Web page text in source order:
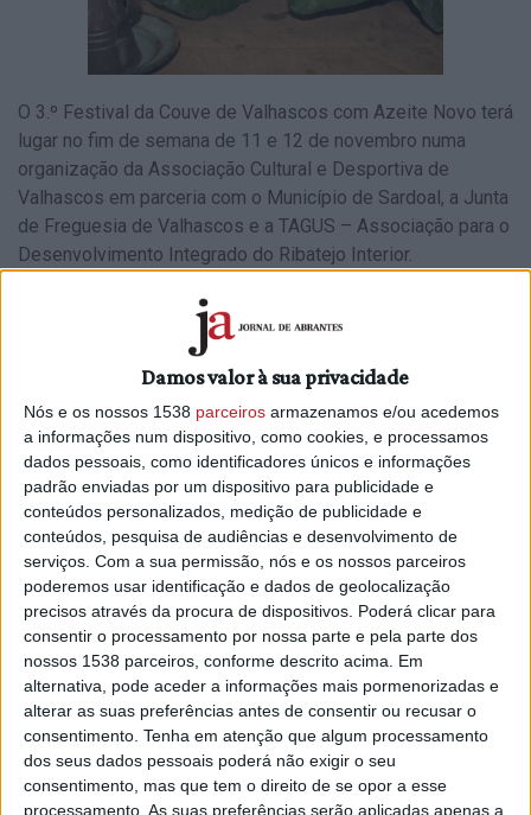
Damos valor à sua privacidade
Nós e os nossos 1538 parceiros armazenamos e/ou acedemos
a informações num dispositivo, como cookies, e processamos
dados pessoais, como identificadores únicos e informações
padrão enviadas por um dispositivo para publicidade e
conteúdos personalizados, medição de publicidade e
conteúdos, pesquisa de audiências e desenvolvimento de
serviços. Com a sua permissão, nós e os nossos parceiros
poderemos usar identificação e dados de geolocalização
precisos através da procura de dispositivos. Poderá clicar para
consentir o processamento por nossa parte e pela parte dos
nossos 1538 parceiros, conforme descrito acima. Em
alternativa, pode aceder a informações mais pormenorizadas e
alterar as suas preferências antes de consentir ou recusar o
consentimento. Tenha em atenção que algum processamento
dos seus dados pessoais poderá não exigir o seu
consentimento, mas que tem o direito de se opor a esse
processamento. As suas preferências serão aplicadas apenas a
O 3.º Festival da Couve de Valhascos com Azeite Novo terá
lugar no fim de semana de 11 e 12 de novembro numa
organização da Associação Cultural e Desportiva de
Valhascos em parceria com o Município de Sardoal, a Junta
de Freguesia de Valhascos e a TAGUS – Associação para o
Desenvolvimento Integrado do Ribatejo Interior.
O evento terá início às 17 horas de sábado, dia 11, com a
apresentação das Couves Candidatas ao prémio Couve de
Valhascos 2023 e uma conversa, em formato mesa-
redonda, em torno da Couve de Valhascos. Às 20 horas terá
início o jantar com Couve de Valhascos e Azeite Novo com
uma ementa confecionada pelo Chef José Fernandes. A
noite será ainda animada musicalmente pelo fadista Luís
Travassos.
No dia 12 de manhã, domingo, decorrerá uma Caminhada
subordinada ao tema “Pelas Terras da Couve, do Pão e do
Vinho” e à tarde, a partir das 14 horas, terá lugar o Mercado
da Couve de Valhascos e Feira de Vinhos, com o apoio da
TAGUS. Às 16 horas terá início o Magusto de S. Martinho
que será animado pelo Grupo de Concertinas “Os Terra da
Couve de Valhascos”.
A participação em algumas iniciativas do Festival está
sujeita a inscrição prévia, que pode ser efetuada na